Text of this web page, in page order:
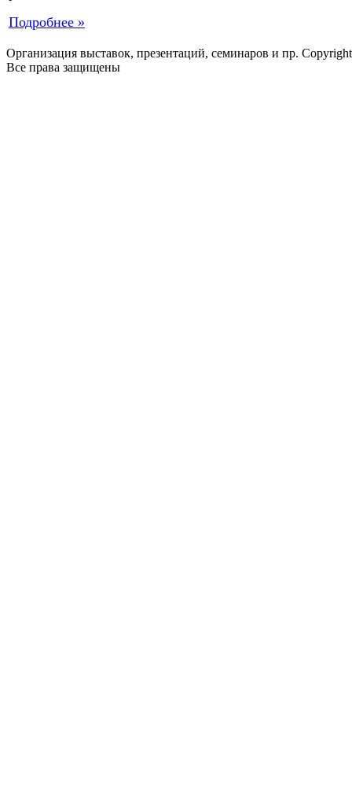
Подробнее »
Организация выставок, презентаций, семинаров и пр.
Все права защищены